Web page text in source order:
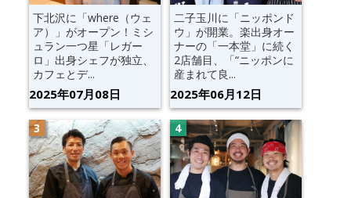
下北沢に「where（ウェ
ア）」がオープン！ミシ
ュラン一つ星「レガー
ロ」出身シェフが独立、
カフェとデ...
2025年07月08日
二子玉川に「ニッポンド
ウ」が開業。楽出身オー
ナーの「一本堂」に続く
2店舗目、「“ニッポンに
産まれて良...
2025年06月12日